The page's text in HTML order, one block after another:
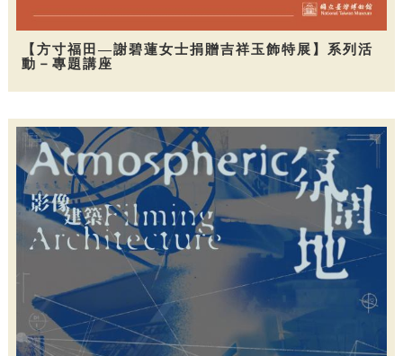
【方寸福田—謝碧蓮女士捐贈吉祥玉飾特展】系列活
動－專題講座